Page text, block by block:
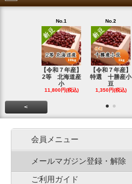
No.1
【令和７年産】
2等 北海道産
小
11,800円(税込)
No.2
【令和７年産】
特選 十勝産小
豆
1,350円(税込)
<
会員メニュー
メールマガジン登録・解除
ご利用ガイド